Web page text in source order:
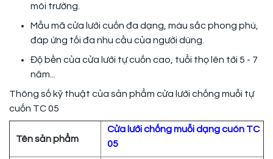
môi trường.
Mẫu mã cửa lưới cuốn đa dạng, màu sắc phong phú,
đáp ứng tối đa nhu cầu của người dùng.
Độ bền của cửa lưới tự cuốn cao, tuổi thọ lên tới 5 - 7
năm...
Thông số kỹ thuật của sản phẩm cửa lưới chống muỗi tự
cuốn TC 05
Tên sản phẩm
Cửa lưới chống muỗi dạng cuón TC
05